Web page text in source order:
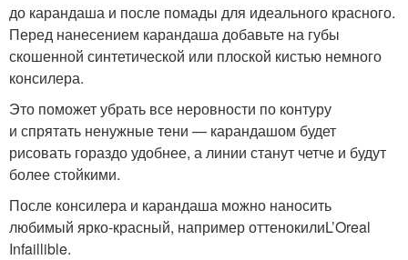
до карандаша и после помады для идеального красного.
Перед нанесением карандаша добавьте на губы
скошенной синтетической или плоской кистью немного
консилера.
Это поможет убрать все неровности по контуру
и спрятать ненужные тени — карандашом будет
рисовать гораздо удобнее, а линии станут четче и будут
более стойкими.
После консилера и карандаша можно наносить
любимый ярко-красный, например оттенокилиL’Oreal
Infaillible.